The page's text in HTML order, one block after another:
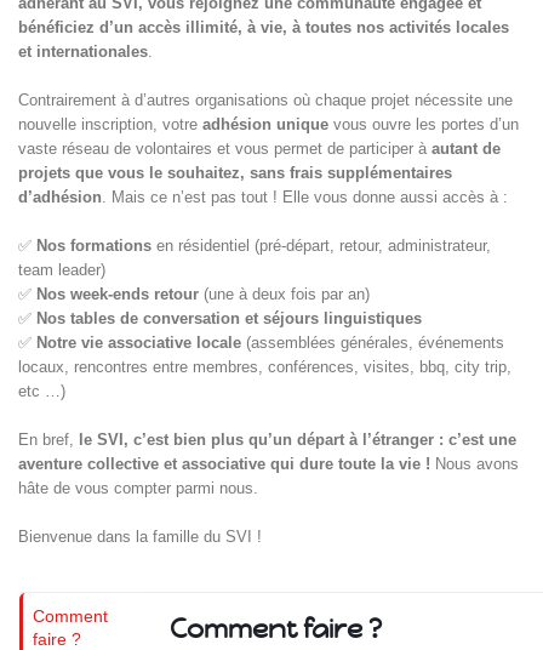
bénéficiez d’un accès illimité, à vie, à toutes nos activités locales
et internationales.
Contrairement à d’autres organisations où chaque projet nécessite une
nouvelle inscription, votre adhésion unique vous ouvre les portes d’un
vaste réseau de volontaires et vous permet de participer à autant de
projets que vous le souhaitez, sans frais supplémentaires
d’adhésion. Mais ce n’est pas tout ! Elle vous donne aussi accès à :
✅ Nos formations en résidentiel (pré-départ, retour, administrateur,
team leader)
✅ Nos week-ends retour (une à deux fois par an)
✅ Nos tables de conversation et séjours linguistiques
✅ Notre vie associative locale (assemblées générales, événements
locaux, rencontres entre membres, conférences, visites, bbq, city trip,
etc …)
En bref, le SVI, c’est bien plus qu’un départ à l’étranger : c’est une
aventure collective et associative qui dure toute la vie ! Nous avons
hâte de vous compter parmi nous.
Bienvenue dans la famille du SVI !
Comment
faire ?
Comment faire ?